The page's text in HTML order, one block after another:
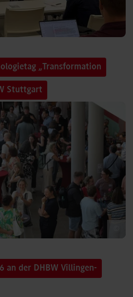
„Transformation
Stuttgart
an der DHBW Villingen-